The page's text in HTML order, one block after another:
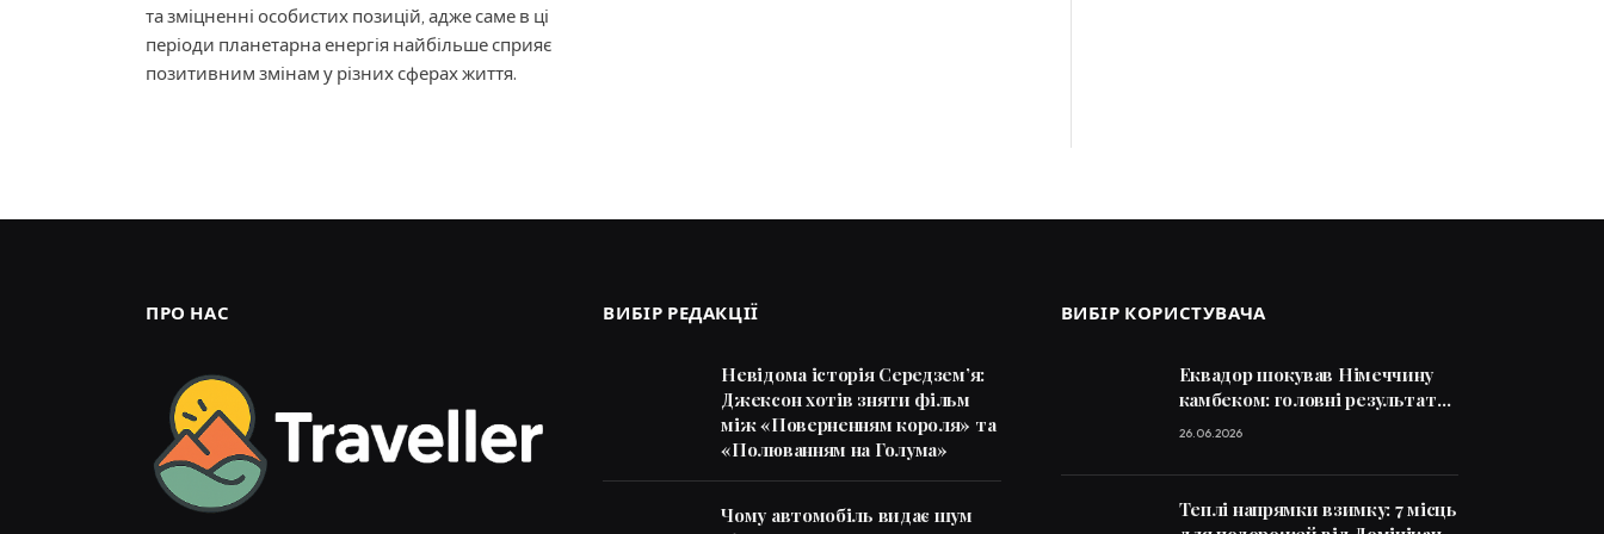
та зміцненні особистих позицій, адже саме в ці
періоди планетарна енергія найбільше сприяє
позитивним змінам у різних сферах життя.
ПРО НАС ВИБІР РЕДАКЦІЇ
Невідома історія Середзем’я:
Джексон хотів зняти фільм
між «Поверненням короля» та
«Полюванням на Голума»
Чому автомобіль видає шум
ВИБІР КОРИСТУВАЧА
Еквадор шокував Німеччину
камбеком: головні результати
дня ЧС-2026
26.06.2026
Теплі напрямки взимку: 7 місць